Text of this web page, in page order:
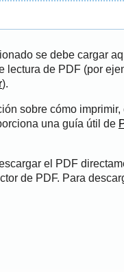
se debe cargar
lectura de PDF (por
).
sobre cómo
una guía útil de
el PDF
de PDF. Para